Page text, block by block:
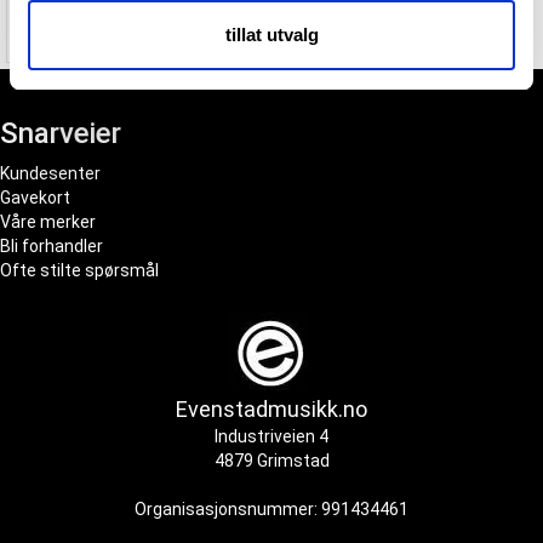
med annen informasjon du har gjort tilgjengelig for dem,
tillat utvalg
Snarveier
Kundesenter
Gavekort
Våre merker
Bli forhandler
Ofte stilte spørsmål
Evenstadmusikk.no
Industriveien 4
4879 Grimstad
Organisasjonsnummer: 991434461